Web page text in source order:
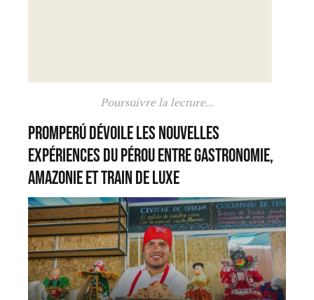
Poursuivre la lecture...
PROMPERÚ dévoile les nouvelles
expériences du Pérou entre gastronomie,
Amazonie et train de luxe